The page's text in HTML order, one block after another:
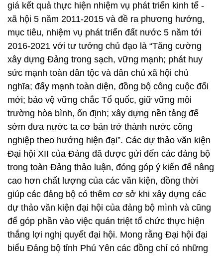
giá kết quả thực hiện nhiệm vụ phát triển kinh tế -
xã hội 5 năm 2011-2015 và đề ra phương hướng,
mục tiêu, nhiệm vụ phát triển đất nước 5 năm tới
2016-2021 với tư tưởng chủ đạo là “Tăng cường
xây dựng Đảng trong sạch, vững mạnh; phát huy
sức mạnh toàn dân tộc và dân chủ xã hội chủ
nghĩa; đẩy mạnh toàn diện, đồng bộ công cuộc đổi
mới; bảo vệ vững chắc Tổ quốc, giữ vững môi
trường hòa bình, ổn định; xây dựng nền tảng để
sớm đưa nước ta cơ bản trở thành nước công
nghiệp theo hướng hiện đại”. Các dự thảo văn kiện
Đại hội XII của Đảng đã được gửi đến các đảng bộ
trong toàn Đảng thảo luận, đóng góp ý kiến để nâng
cao hơn chất lượng của các văn kiện, đồng thời
giúp các đảng bộ có thêm cơ sở khi xây dựng các
dự thảo văn kiện đại hội của đảng bộ mình và cũng
để góp phần vào việc quán triệt tổ chức thực hiện
thắng lợi nghị quyết đại hội. Mong rằng Đại hội đại
biểu Đảng bộ tỉnh Phú Yên các đồng chí có những